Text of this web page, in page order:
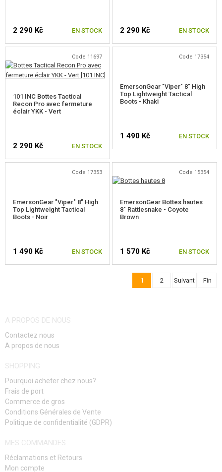
2 290 Kč EN STOCK
CHOISIR UNE TAILLE
2 290 Kč EN STOCK
Code 11697
101 INC Bottes Tactical
Recon Pro avec fermeture
éclair YKK - Vert
2 290 Kč EN STOCK
Code 17354
EmersonGear "Viper" 8" High
Top Lightweight Tactical
Boots - Khaki
1 490 Kč EN STOCK
CHOISIR UNE TAILLE
Code 17353
EmersonGear "Viper" 8" High
Top Lightweight Tactical
Boots - Noir
1 490 Kč EN STOCK
Code 15354
EmersonGear Bottes hautes
8" Rattlesnake - Coyote
Brown
1 570 Kč EN STOCK
CHOISIR UNE TAILLE
1 2 Suivant Fin
A PROPOS DE NOUS
Contactez nous
A propos de nous
SHOPPING
Pourquoi acheter chez nous?
Frais de port
Commerce de gros
Conditions Générales de Vente
Politique de confidentialité (GDPR)
MES COMMANDES
Réclamations et Retours
Mon compte